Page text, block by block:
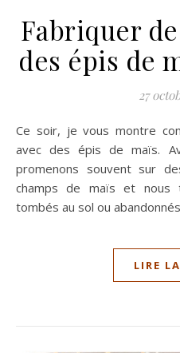
Fabriquer
des épis de
27
Ce soir, je vous montre comment fabriquer des fusées
avec des épis de maïs.
promenons souvent sur
champs de maïs et nous
tombés au sol ou
LIRE